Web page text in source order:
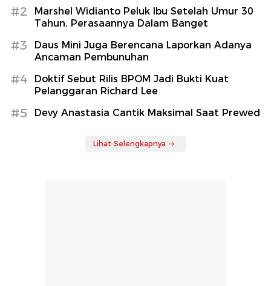
#2
Marshel Widianto Peluk Ibu Setelah Umur 30
Tahun, Perasaannya Dalam Banget
#3
Daus Mini Juga Berencana Laporkan Adanya
Ancaman Pembunuhan
#4
Doktif Sebut Rilis BPOM Jadi Bukti Kuat
Pelanggaran Richard Lee
#5 Devy Anastasia Cantik Maksimal Saat Prewed
Lihat Selengkapnya